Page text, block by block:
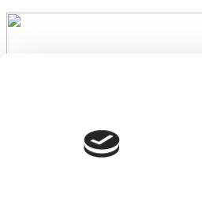
"Festivales del Sur SL ha recibido
COVID-19 (REACT-UE), para